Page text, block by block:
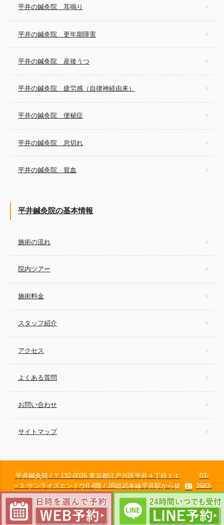
平井の鍼灸院 耳鳴り
平井の鍼灸院 更年期障害
平井の鍼灸院 産後うつ
平井の鍼灸院 疲労感（自律神経由来）
平井の鍼灸院 便秘症
平井の鍼灸院 息切れ
平井の鍼灸院 貧血
平井鍼灸院の基本情報
施術の流れ
院内ツアー
施術料金
スタッフ紹介
アクセス
よくある質問
お問い合わせ
サイトマップ
平井鍼灸院 / 〒132-0035 東京都江戸川区平井４丁目１１
−３ サンライズエンドウII 4階 / JR総武本線平井駅から徒
歩1分 /
contact_phone
03-
3683-
7670
© 2011-2025 江戸川区の平井鍼灸院